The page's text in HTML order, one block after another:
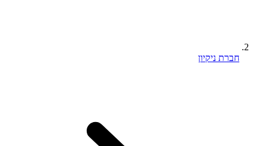
חברת ניקיון